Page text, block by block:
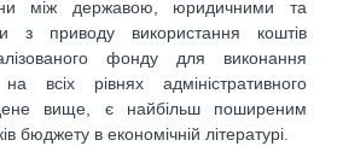
між державою, юридичними та
з приводу використання коштів
фонду для виконання
всіх рівнях адміністративного
вище, є найбільш поширеним
бюджету в економічній літературі.